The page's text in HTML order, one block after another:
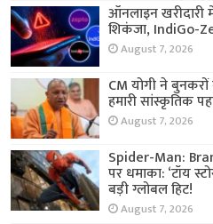
ऑनलाइन खरीदारी में
शिकंजा, IndiGo-
August 7, 2026
CM योगी ने
हमारी सांस्कृतिक
August 7, 2026
Spider-Man:
पर धमाका: ‘टॉय
बड़ी ग्लोबल हिट!
August 7, 2026